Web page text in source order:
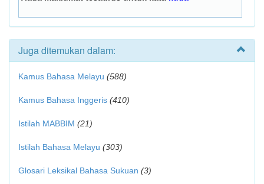
Juga ditemukan dalam:
Kamus Bahasa Melayu (588)
Kamus Bahasa Inggeris (410)
Istilah MABBIM (21)
Istilah Bahasa Melayu (303)
Glosari Leksikal Bahasa Sukuan (3)